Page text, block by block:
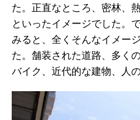
た。正直なところ、密林、
といったイメージでした。
みると、全くそんなイメー
た。舗装された道路、多く
バイク、近代的な建物、人の